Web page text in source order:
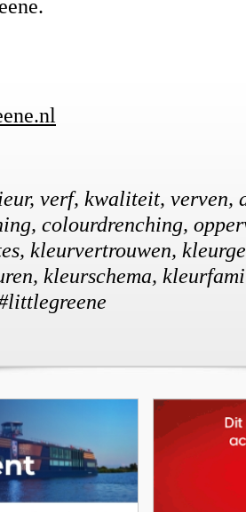
verf, kwaliteit, verven,
colourdrenching,
kleurvertrouwen,
kleurschema,